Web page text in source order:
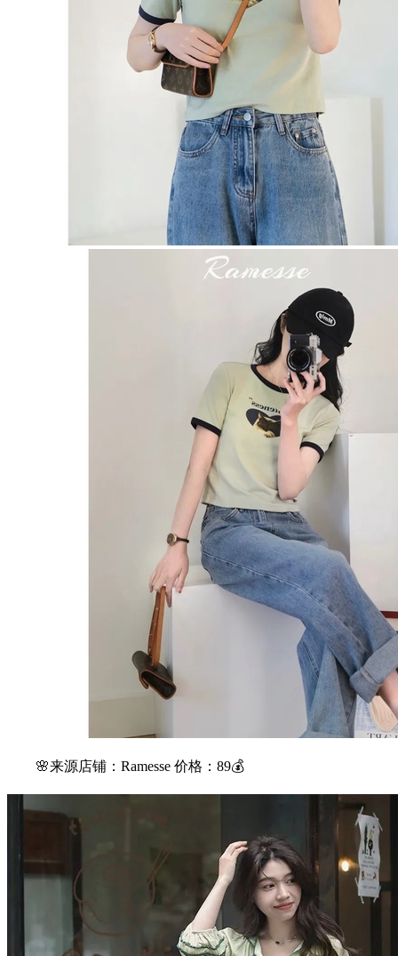
🌸来源店铺：Ramesse 价格：89💰